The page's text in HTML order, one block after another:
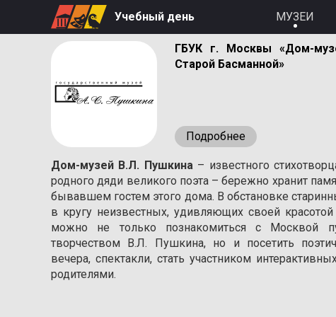
Учебный день МУЗЕИ
ГБУК г. Москвы «Дом-
Старой Басманной»
Подробнее
Дом-музей В.Л. Пушкина– известного
родного дяди великого поэта – бережно хранит
бывавшем гостем этого дома. В обстановке
в кругу неизвестных, удивляющих своей
можно не только познакомиться с Москвой
творчеством В.Л. Пушкина, но и посетить
вечера, спектакли, стать участником
родителями.